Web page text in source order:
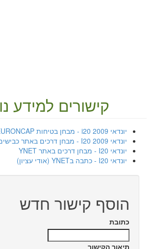
קישורים למידע
יונדאי i20 2009 - מבחן בטיחות EURONCAP
יונדאי I20 2009 - מבחן דרכים באתר כבישים
יונדאי I20 - מבחן דרכים באתר YNET
יונדאי I20 - כתבה בYNET (אודי עציון)
הוסף קישור חדש
כתובת
תיאור הקישור